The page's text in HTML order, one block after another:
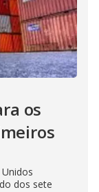
os
dos sete